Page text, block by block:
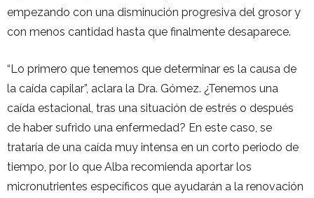
empezando con una disminución progresiva del grosor y
con menos cantidad hasta que finalmente desaparece.
“Lo primero que tenemos que determinar es la causa de
la caída capilar”, aclara la Dra. Gómez. ¿Tenemos una
caída estacional, tras una situación de estrés o después
de haber sufrido una enfermedad? En este caso, se
trataría de una caída muy intensa en un corto periodo de
tiempo, por lo que Alba recomienda aportar los
micronutrientes específicos que ayudarán a la renovación